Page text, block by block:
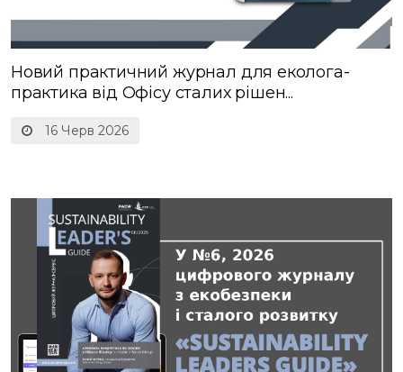
16 Черв 2026
Новий практичний журнал для еколога-
практика від Офісу сталих рішен...